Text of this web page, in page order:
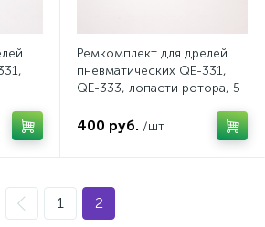
Ремкомплект для дрелей
пневматических QE-331,
QE-333, лопасти ротора, 5
333T13
400 руб. /шт
1 2